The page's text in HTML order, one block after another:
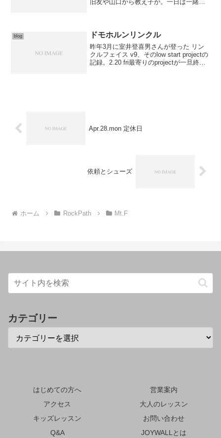
旧友や山口から教え子が。一日は一緒に
で午後から合流……tak...
blog ドモホルンリンクル
昨年3月に室井登喜男さんが登った リン
クルフェイス v9、そのlow start projectの
記録。2.20 fri最寄りのprojectが一旦終了
Apr.28.mon 定休日
依頼とシューズ
ホーム RockPath Mt.F
カテゴリー
はじめての方へ
営業案内
アクセス
大人のレッスン
キッズレッスン
お問い合わせ
Q&A
JOYWALLとは